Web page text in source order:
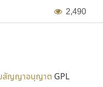
2,490
มสัญญาอนุญาต GPL